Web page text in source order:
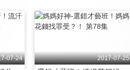
07-24 2017-07-25